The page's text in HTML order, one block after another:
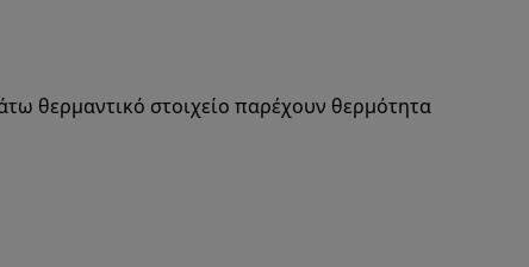
θερμαντικό στοιχείο παρέχουν θερμότητα